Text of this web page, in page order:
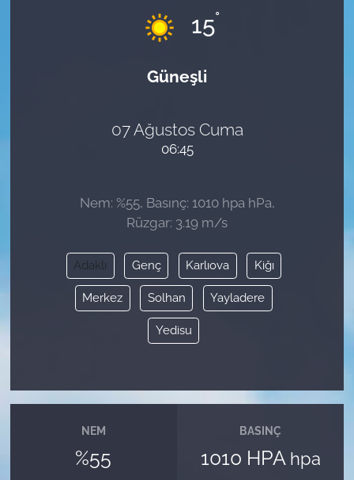
15°
Güneşli
07 Ağustos Cuma
06:45
Nem: %55, Basınç: 1010 hpa hPa,
Rüzgar: 3.19 m/s
Adaklı Genç Karlıova Kiğı
Merkez Solhan Yayladere
Yedisu
NEM
%55
BASINÇ
1010 HPA hpa